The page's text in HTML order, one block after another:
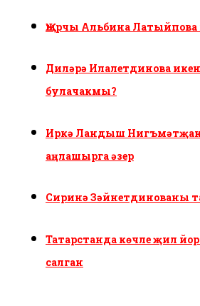
Җырчы Альбина Латыйпова
Диләрә Илалетдинова
булачакмы?
Иркә Ландыш
аңлашырга әзер
Сиринә Зәйнетдинованы
Татарстанда көчле җил
салган